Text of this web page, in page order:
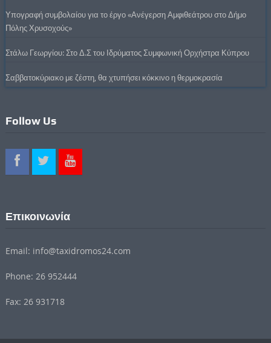
Υπογραφή συμβολαίου για το έργο «Ανέγερση Αμφιθεάτρου στο Δήμο
Πόλης Χρυσοχούς»
Στάλω Γεωργίου: Στο Δ.Σ του Ιδρύματος Συμφωνική Ορχήστρα Κύπρου
Σαββατοκύριακο με ζέστη, θα χτυπήσει κόκκινο η θερμοκρασία
Follow Us
Επικοινωνία
Email: info@taxidromos24.com
Phone: 26 952444
Fax: 26 931718